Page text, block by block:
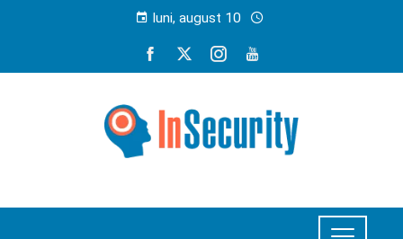
luni, august 10